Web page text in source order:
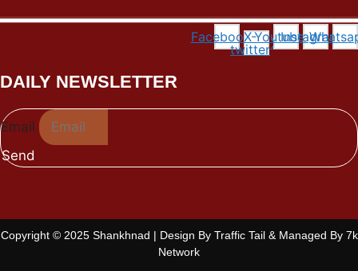
FacebookX-
twitter
YoutubeInstagram
DAILY NEWSLETTER
Email
Send
Copyright © 2025 Shankhnad | Design By Traffic Tail & Managed By 7k
Network